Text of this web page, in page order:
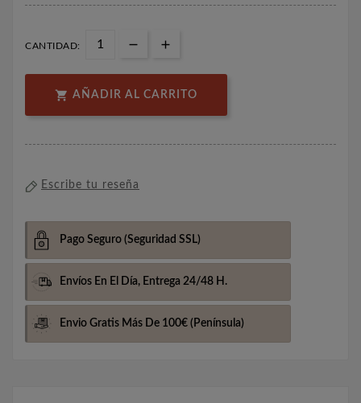
CANTIDAD:
 AÑADIR AL CARRITO
Escribe tu reseña
Pago Seguro (Seguridad SSL)
Envíos En El Día, Entrega 24/48 H.
Envio Gratis Más De 100€ (Península)